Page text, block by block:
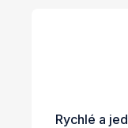
Rychlé a